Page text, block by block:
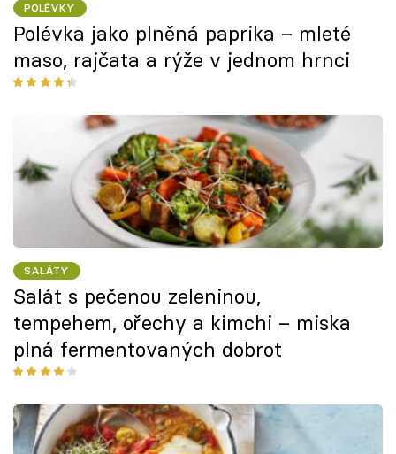
POLÉVKY
Polévka jako plněná paprika – mleté
maso, rajčata a rýže v jednom hrnci
SALÁTY
Salát s pečenou zeleninou,
tempehem, ořechy a kimchi – miska
plná fermentovaných dobrot